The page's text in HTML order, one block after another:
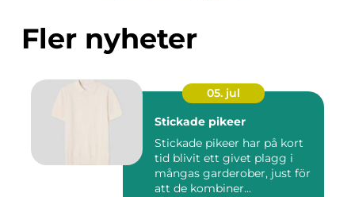
Fler nyheter
05. jul
Stickade pikeer
Stickade pikeer har på kort
tid blivit ett givet plagg i
mångas garderober, just för
att de kombiner...